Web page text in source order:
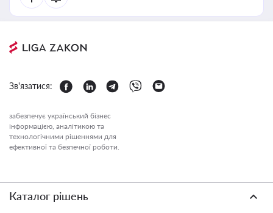
Зв'язатися:
забезпечує український бізнес
інформацією, аналітикою та
технологічними рішеннями для
ефективної та безпечної роботи.
Каталог рішень